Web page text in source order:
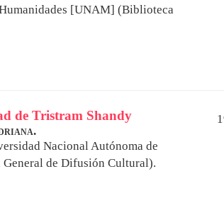
[UNAM] (Biblioteca
de Tristram Shandy
Nacional Autónoma de
de Difusión Cultural).